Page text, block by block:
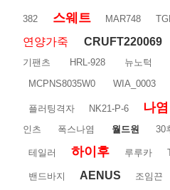
382 스웨트 MAR748
연양가죽
CRUFT220069
기팬츠
HRL-928 뉴노턱
MCPNS8035W0
WIA_0003
플러팅격자 NK21-P-6 나염
인츠
폭스나염 월드원 30
테일러 하이후 루루카
밴드바지 AENUS 조임끈